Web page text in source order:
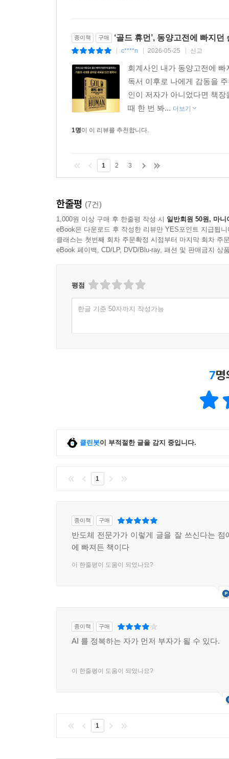
종이책 구매 ‘골드 휴먼’, 동양고전에 빠지
c****n 2026-05-25 신고
회계사인 내가 동양고전에
독서 이후로 나에게 감동을
인이 저자가 아니었다면 책
때 한 번 봐... 더보기
1명이 이 리뷰를 추천합니다.
1 2 3
한줄평 (7건)
1,000원 이상 구매 후 한줄평 작성 시 일반회원 50원, 마니
eBook은 다운로드 후 작성한 리뷰만 YES포인트 지급됩니
클래스는 첫번째 회차 주문확정 시점부터 마지막 회차 주
eBook 페이백, CD/LP, DVD/Blu-ray, 패션 및 판매금지 상
평점
한글 기준 50자까지 작성가능
7
클린봇이 부적절한 글을 감지 중입니다.
1
종이책 구매
반도체 전문가가 이렇게 글을 잘 쓰신다는 점
에 빠져든 책이다
이 한줄평이 도움이 되었나요?
종이책 구매
AI 를 정복하는 자가 먼저 부자가 될 수 있다.
이 한줄평이 도움이 되었나요?
1